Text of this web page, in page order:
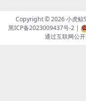
Copyright © 2026小虎鲸
黑ICP备2023009437号-2|
通过互联网公